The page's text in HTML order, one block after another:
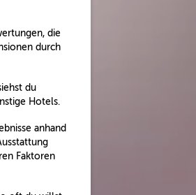
die
durch
du
Hotels.
anhand
Faktoren